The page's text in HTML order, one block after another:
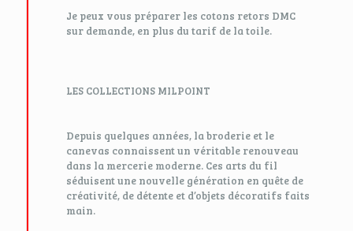
Je peux vous préparer les cotons retors DMC
sur demande, en plus du tarif de la toile.
LES COLLECTIONS MILPOINT
Depuis quelques années, la broderie et le
canevas connaissent un véritable renouveau
dans la mercerie moderne. Ces arts du fil
séduisent une nouvelle génération en quête de
créativité, de détente et d’objets décoratifs faits
main.